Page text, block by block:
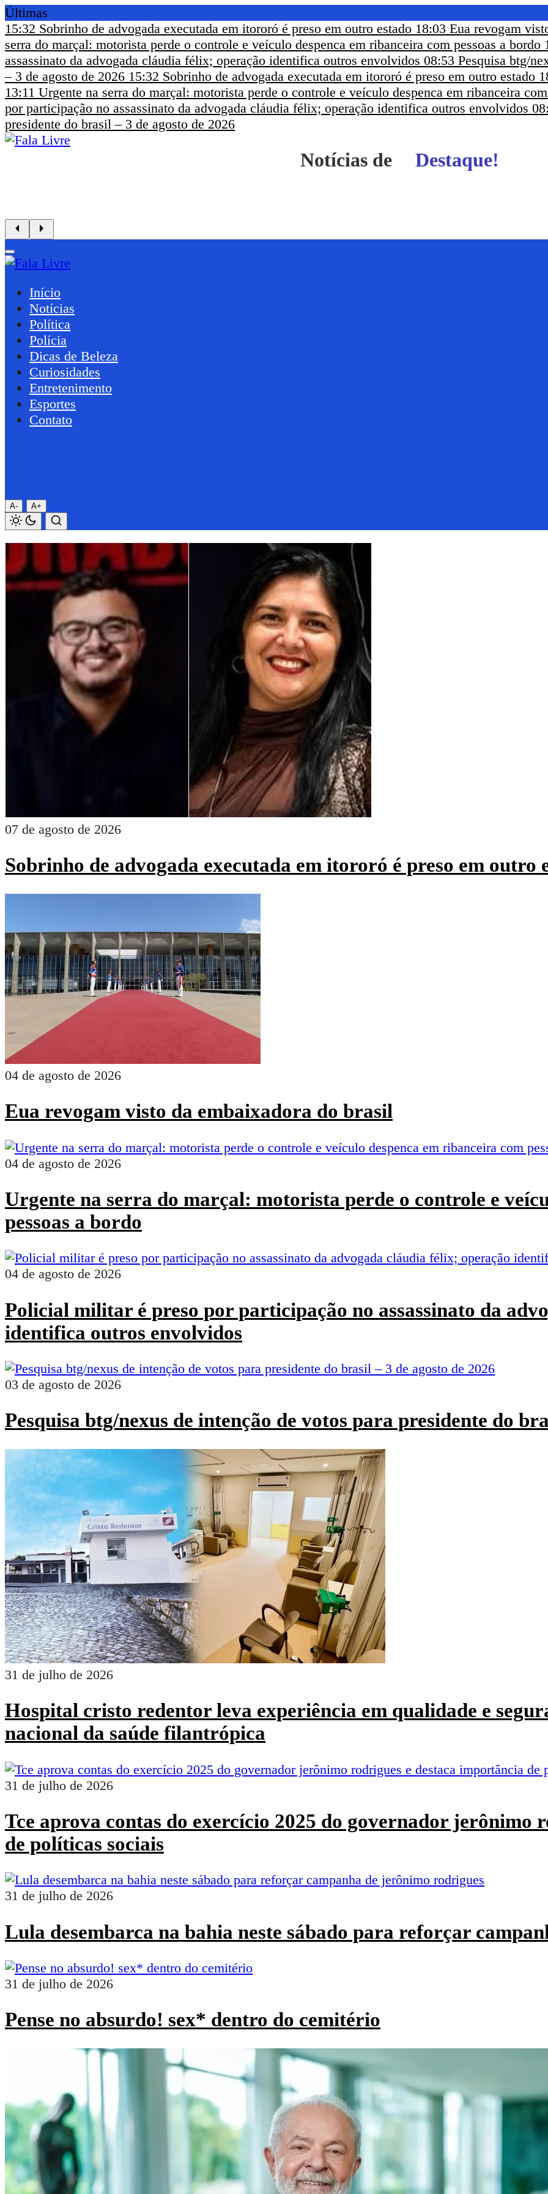
Últimas
15:32 Sobrinho de advogada executada em itororó é preso em outro estado 18:03 Eua revogam
serra do marçal: motorista perde o controle e veículo despenca em ribanceira com pessoas a bordo
assassinato da advogada cláudia félix; operação identifica outros envolvidos 08:53 Pesquisa btg/
– 3 de agosto de 2026 15:32 Sobrinho de advogada executada em itororó é preso em outro estado
13:11 Urgente na serra do marçal: motorista perde o controle e veículo despenca em ribanceira
por participação no assassinato da advogada cláudia félix; operação identifica outros envolvidos
presidente do brasil – 3 de agosto de 2026
Notícias de Itapetinga - BA
Início
Notícias
Política
Polícia
Dicas de Beleza
Curiosidades
Entretenimento
Esportes
Contato
A- A+
07 de agosto de 2026
Sobrinho de advogada executada em itororó é preso em outro
04 de agosto de 2026
Eua revogam visto da embaixadora do brasil
04 de agosto de 2026
Urgente na serra do marçal: motorista perde o controle e
pessoas a bordo
04 de agosto de 2026
Policial militar é preso por participação no assassinato da
identifica outros envolvidos
03 de agosto de 2026
Pesquisa btg/nexus de intenção de votos para presidente do
31 de julho de 2026
Hospital cristo redentor leva experiência em qualidade e
nacional da saúde filantrópica
31 de julho de 2026
Tce aprova contas do exercício 2025 do governador jerônimo
de políticas sociais
31 de julho de 2026
Lula desembarca na bahia neste sábado para reforçar
31 de julho de 2026
Pense no absurdo! sex* dentro do cemitério